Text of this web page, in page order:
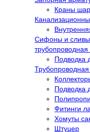
Краны
Сифоны и сливы
Подводка
Подводка
Фитинги
Хомуты
Штуцер